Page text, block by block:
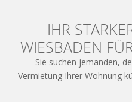
IHR
WIESBADEN
Sie suchen jemanden,
Vermietung Ihrer Wohnung